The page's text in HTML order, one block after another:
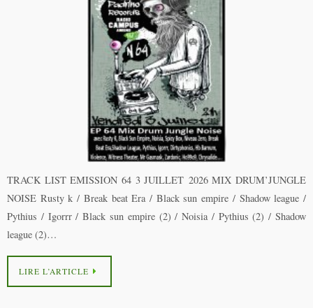
TRACK LIST EMISSION 64 3 JUILLET 2026 MIX DRUM’JUNGLE
NOISE Rusty k / Break beat Era / Black sun empire / Shadow league /
Pythius / Igorrr / Black sun empire (2) / Noisia / Pythius (2) / Shadow
league (2)…
LIRE L’ARTICLE